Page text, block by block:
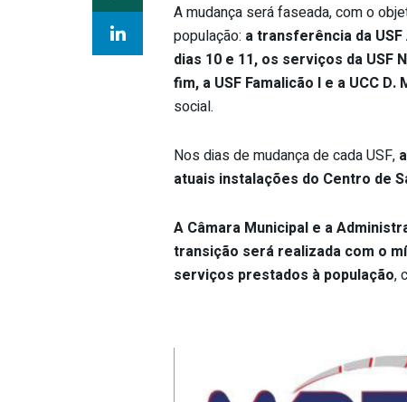
A mudança será faseada, com o
população: a transferência da
dias 10 e 11, os serviços da USF
fim, a USF Famalicão I e a UCC
social.
Nos dias de mudança de cada USF,
atuais instalações do Centro de
A Câmara Municipal e a
transição será realizada com o
serviços prestados à população,